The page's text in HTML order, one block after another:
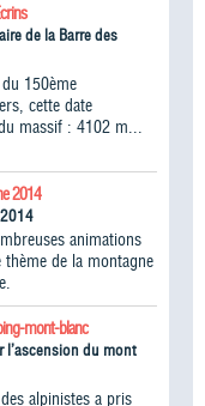
de la Barre des
150ème
cette date
massif : 4102 m...
2014
animations
de la montagne
mont-blanc
l’ascension du mont
alpinistes a pris